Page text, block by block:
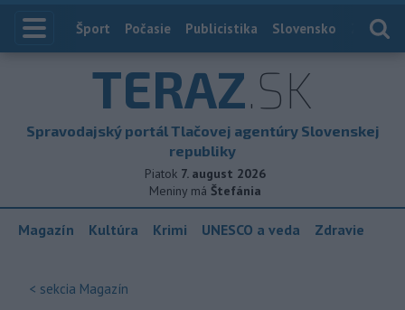
Index
Šport Počasie Publicistika Slovensko
TERAZ.SK
Spravodajský portál Tlačovej agentúry Slovenskej
republiky
Piatok 7. august 2026
Meniny má Štefánia
Magazín Kultúra Krimi UNESCO a veda Zdravie
< sekcia Magazín